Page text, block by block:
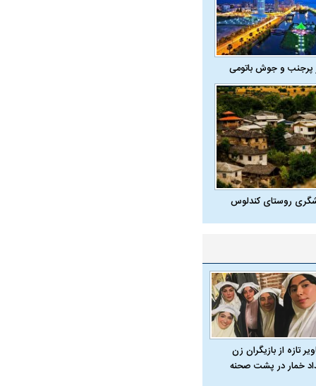
و جوش باتومی
روستای کندلوس
تازه از بازیگران زن
خمار در پشت صحنه